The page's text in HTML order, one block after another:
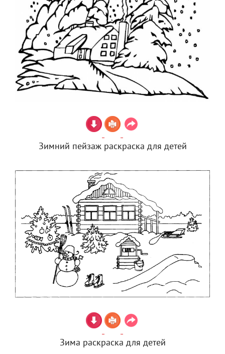
Зимний пейзаж раскраска для детей
Зима раскраска для детей